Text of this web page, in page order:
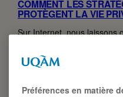
COMMENT LES
PROTÈGENT LA VIE
Sur Internet, nous laissons
marketing, ces données
Préférences en matière